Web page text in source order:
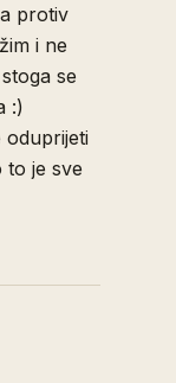
protiv
i ne
se
:)
oduprijeti
to je sve